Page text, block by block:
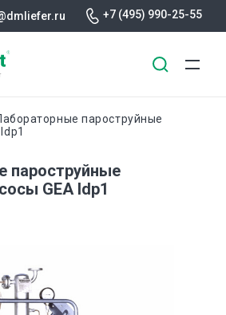
+7 (495) 990-25-55
пароструйные
пароструйные
GEA ldp1